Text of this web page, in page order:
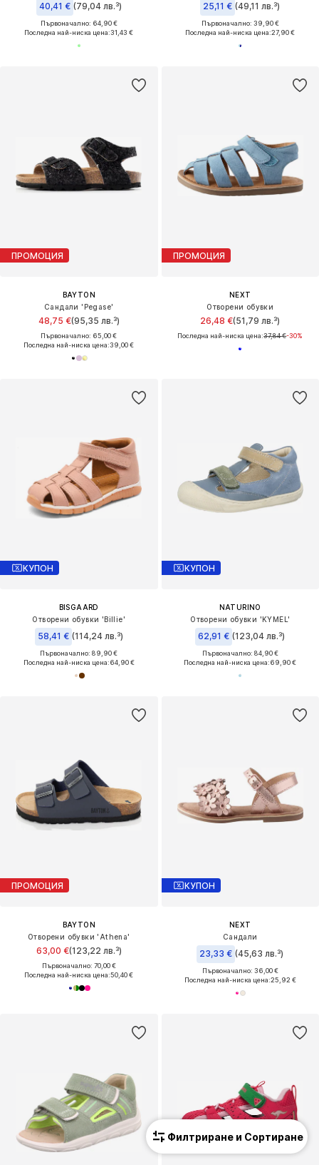
40,41 € (79,04 лв.³)
Първоначално: 64,90 €
Последна най-ниска цена:31,43 €
25,11 € (49,11 лв.³)
Първоначално: 39,90 €
Последна най-ниска цена:27,90 €
ПРОМОЦИЯ
BAYTON
Сандали 'Pegase'
48,75 €(95,35 лв.³)
Първоначално: 65,00 €
Последна най-ниска цена:39,00 €
ПРОМОЦИЯ
NEXT
Отворени обувки
26,48 €(51,79 лв.³)
Последна най-ниска цена:37,84 €-30%
КУПОН
BISGAARD
Отворени обувки 'Billie'
58,41 € (114,24 лв.³)
Първоначално: 89,90 €
Последна най-ниска цена:64,90 €
КУПОН
NATURINO
Отворени обувки 'KYMEL'
62,91 € (123,04 лв.³)
Първоначално: 84,90 €
Последна най-ниска цена:69,90 €
ПРОМОЦИЯ
BAYTON
Отворени обувки 'Athena'
63,00 €(123,22 лв.³)
Първоначално: 70,00 €
Последна най-ниска цена:50,40 €
КУПОН
NEXT
Сандали
23,33 € (45,63 лв.³)
Първоначално: 36,00 €
Последна най-ниска цена:25,92 €
Филтриране и Сортиране